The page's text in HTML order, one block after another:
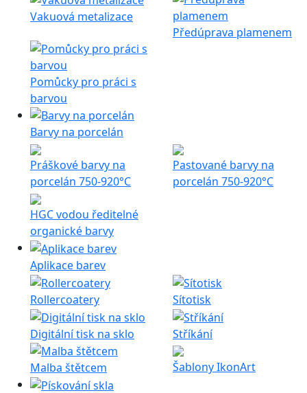
Vakuová metalizace
Předúprava plamenem
Pomůcky pro práci s
barvou
Barvy na porcelán
Práškové barvy na
porcelán 750-920°C
Pastované barvy na
porcelán 750-920°C
HGC vodou ředitelné
organické barvy
Aplikace barev
Rollercoatery Sítotisk
Digitální tisk na sklo Stříkání
Malba štětcem Šablony IkonArt